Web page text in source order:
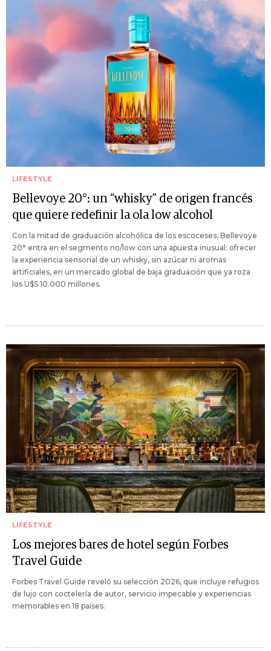
LIFESTYLE
Bellevoye 20°: un “whisky” de origen francés
que quiere redefinir la ola low alcohol
Con la mitad de graduación alcohólica de los escoceses, Bellevoye
20° entra en el segmento no/low con una apuesta inusual: ofrecer
la experiencia sensorial de un whisky, sin azúcar ni aromas
artificiales, en un mercado global de baja graduación que ya roza
los U$S 10.000 millones.
LIFESTYLE
Los mejores bares de hotel según Forbes
Travel Guide
Forbes Travel Guide reveló su selección 2026, que incluye refugios
de lujo con coctelería de autor, servicio impecable y experiencias
memorables en 18 países.